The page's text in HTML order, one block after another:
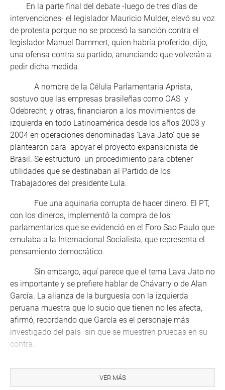
En la parte final del debate -luego de tres días de
intervenciones- el legislador Mauricio Mulder, elevó su voz
de protesta porque no se procesó la sanción contra el
legislador Manuel Dammert, quien habría proferido, dijo,
una ofensa contra su partido, anunciando que volverán a
pedir dicha medida.
A nombre de la Célula Parlamentaria Aprista,
sostuvo que las empresas brasileñas como OAS y
Odebrecht, y otras, financiaron a los movimientos de
izquierda en todo Latinoamérica desde los años 2003 y
2004 en operaciones denominadas ‘Lava Jato’ que se
plantearon para apoyar el proyecto expansionista de
Brasil. Se estructuró un procedimiento para obtener
utilidades que se destinaban al Partido de los
Trabajadores del presidente Lula.
Fue una aquinaria corrupta de hacer dinero. El PT,
con los dineros, implementó la compra de los
parlamentarios que se evidenció en el Foro Sao Paulo que
emulaba a la Internacional Socialista, que representa el
pensamiento democrático.
Sin embargo, aquí parece que el tema Lava Jato no
es importante y se prefiere hablar de Chávarry o de Alan
García. La alianza de la burguesía con la izquierda
peruana muestra que lo sucio que tienen no les afecta,
afirmó, recordando que García es el personaje más
investigado del país sin que se muestren pruebas en su
contra.
expresado que no votaran el informe Bartra, porque no
VER MÁS